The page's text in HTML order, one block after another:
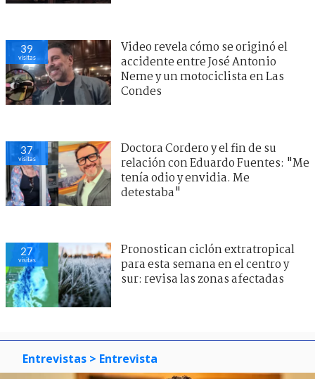
39
visitas
Video revela cómo se originó el
accidente entre José Antonio
Neme y un motociclista en Las
Condes
37
visitas
Doctora Cordero y el fin de su
relación con Eduardo Fuentes: "Me
tenía odio y envidia. Me
detestaba"
27
visitas
Pronostican ciclón extratropical
para esta semana en el centro y
sur: revisa las zonas afectadas
Entrevistas > Entrevista